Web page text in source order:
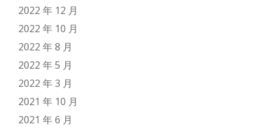
2022 年 12 月
2022 年 10 月
2022 年 8 月
2022 年 5 月
2022 年 3 月
2021 年 10 月
2021 年 6 月